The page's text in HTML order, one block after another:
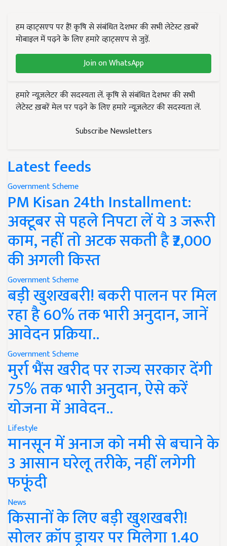
हम व्हाट्सएप पर हैं! कृषि से संबंधित देशभर की सभी लेटेस्ट ख़बरें
मोबाइल में पढ़ने के लिए हमारे व्हाट्सएप से जुड़ें.
Join on WhatsApp
हमारे न्यूज़लेटर की सदस्यता लें. कृषि से संबंधित देशभर की सभी
लेटेस्ट ख़बरें मेल पर पढ़ने के लिए हमारे न्यूज़लेटर की सदस्यता लें.
Subscribe Newsletters
Latest feeds
Government Scheme
PM Kisan 24th Installment:
अक्टूबर से पहले निपटा लें ये 3 जरूरी
काम, नहीं तो अटक सकती है ₹2,000
की अगली किस्त
Government Scheme
बड़ी खुशखबरी! बकरी पालन पर मिल
रहा है 60% तक भारी अनुदान, जानें
आवेदन प्रक्रिया..
Government Scheme
मुर्रा भैंस खरीद पर राज्य सरकार देंगी
75% तक भारी अनुदान, ऐसे करें
योजना में आवेदन..
Lifestyle
मानसून में अनाज को नमी से बचाने के
3 आसान घरेलू तरीके, नहीं लगेगी
फफूंदी
News
किसानों के लिए बड़ी खुशखबरी!
सोलर क्रॉप ड्रायर पर मिलेगा 1.40